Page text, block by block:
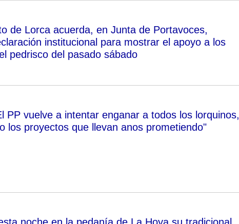
de Lorca acuerda, en Junta de Portavoces,
institucional para mostrar el apoyo a los
pedrisco del pasado sábado
PP vuelve a intentar enganar a todos los lorquinos,
los proyectos que llevan anos prometiendo"